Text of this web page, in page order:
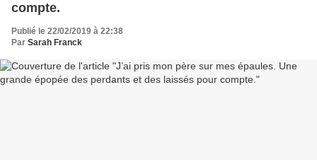
compte.
Publié le 22/02/2019 à 22:38
Par Sarah Franck